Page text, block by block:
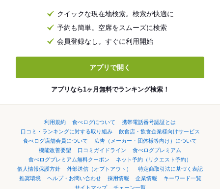
クイックな現在地検索。検索が快適に
予約も簡単。空席をスムーズに検索
会員登録なし。すぐに利用開始
アプリで開く
アプリなら1ヶ月無料でランキング検索！
利用規約 食べログについて
携帯電話番号認証とは
口コミ・ランキングに対する取り組み
飲食店・飲食企業様向けサービス
食べログ店舗会員について
広告（メーカー・団体様等向け）について
機能改善要望
口コミガイドライン
食べログプレミアム
食べログプレミアム無料クーポン
ネット予約（リクエスト予約）
個人情報保護方針
外部送信（オプトアウト）
特定商取引法に基づく表記
推奨環境
ヘルプ・お問い合わせ 採用情報 企業情報
キーワード一覧
サイトマップ
チェーン一覧